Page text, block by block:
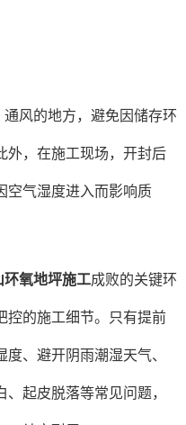
风的地方，避免因储存环
外，在施工现场，开封后
空气湿度进入而影响质
环氧地坪施工成败的关键环
控的施工细节。只有提前
、避开阴雨潮湿天气、
起皮脱落等常见问题，